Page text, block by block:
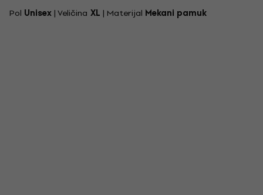
Pol Unisex | Veličina XL | Materijal Mekani pamuk